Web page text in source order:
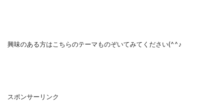
興味のある方はこちらのテーマものぞいてみてください(^^♪
スポンサーリンク